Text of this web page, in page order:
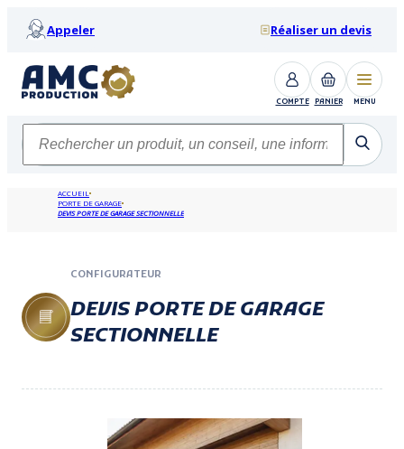
Appeler Réaliser un devis
COMPTE PANIER MENU
ACCUEIL
PORTE DE GARAGE
DEVIS PORTE DE GARAGE SECTIONNELLE
CONFIGURATEUR
DEVIS PORTE DE GARAGE
SECTIONNELLE